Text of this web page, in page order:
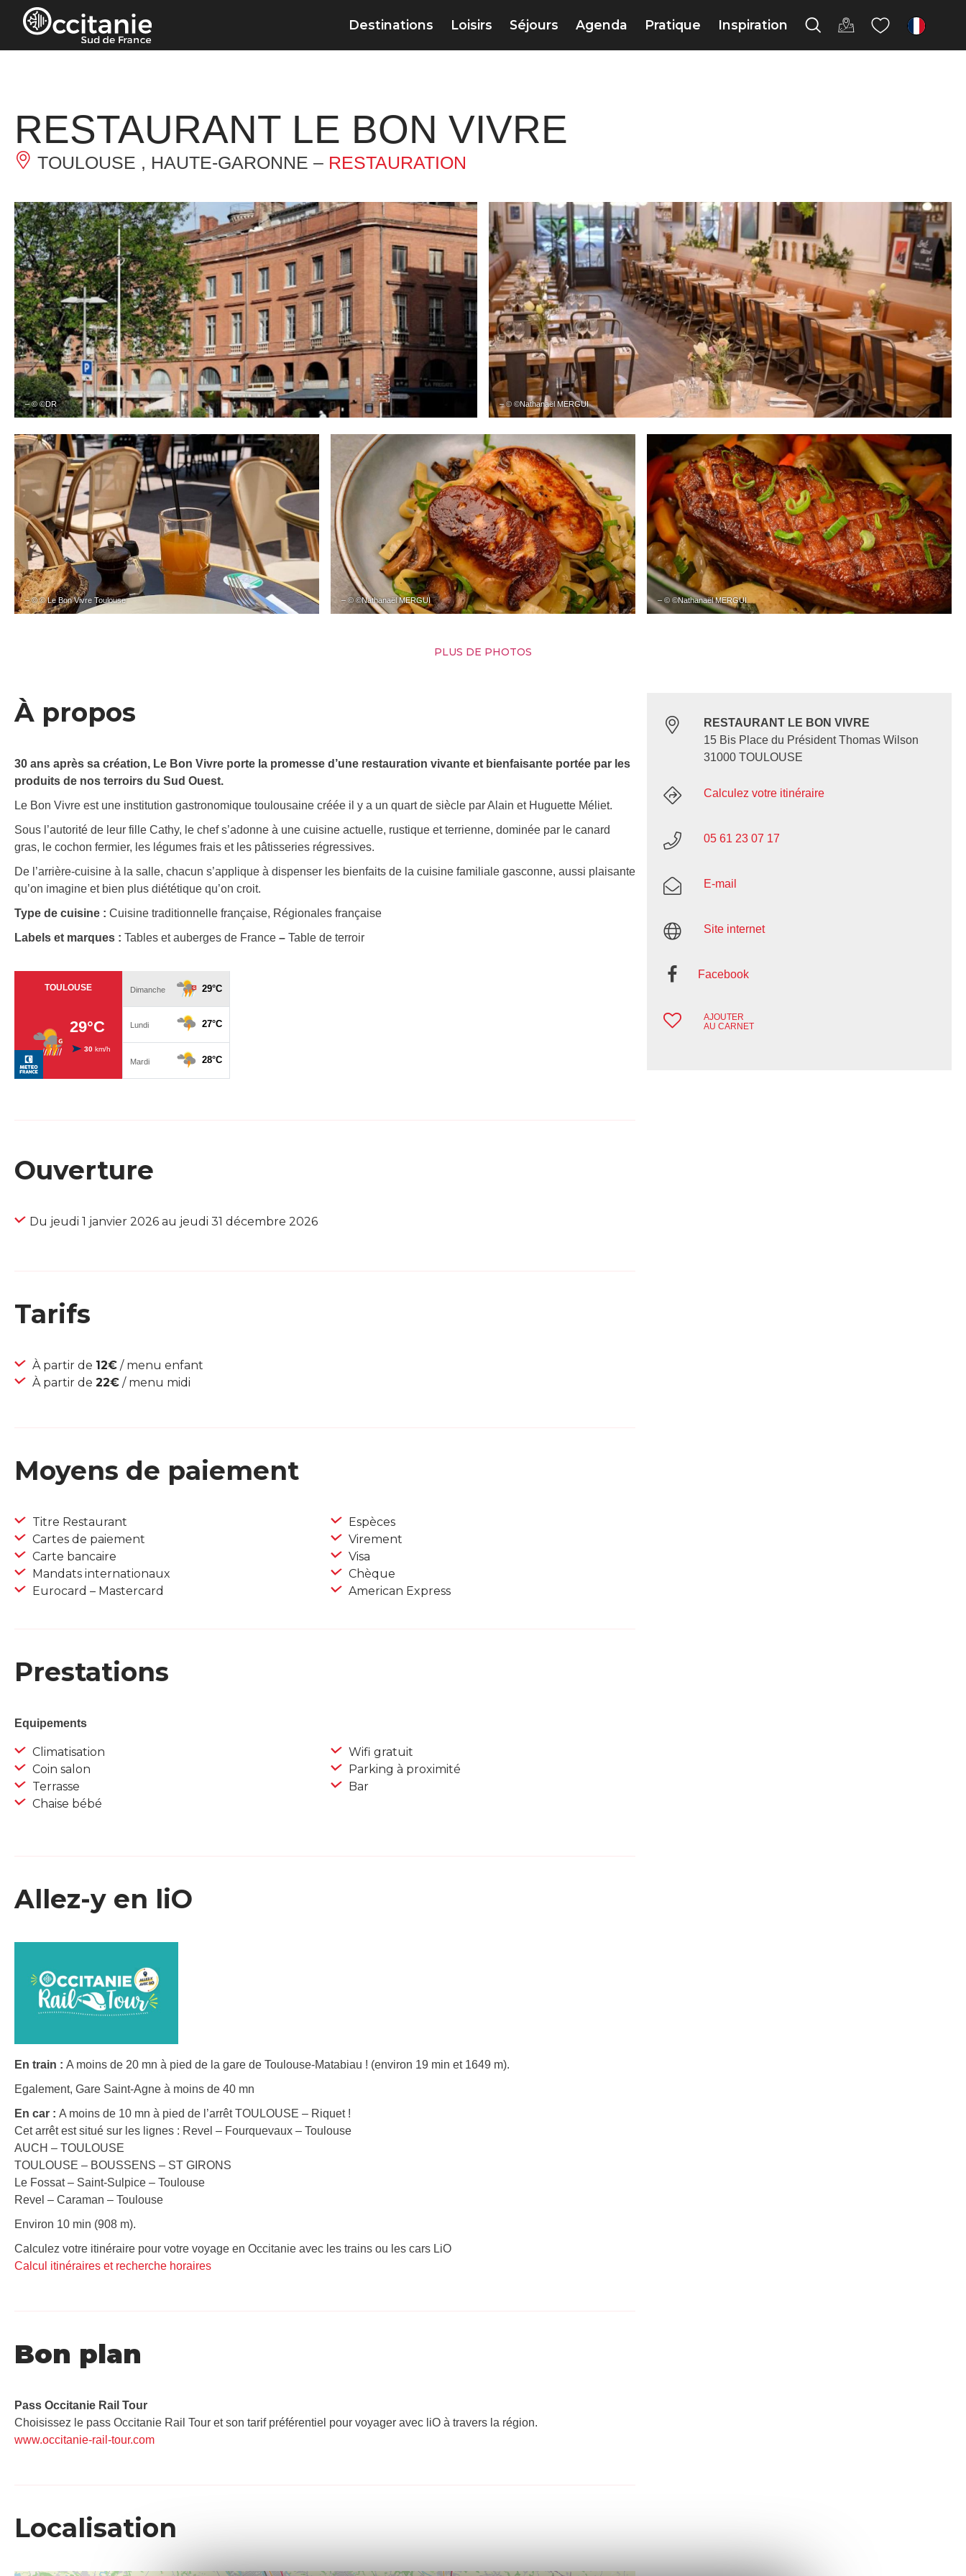
Panneau de gestion des cookies
Destinations Loisirs Séjours Agenda Pratique Inspiration fr
RESTAURANT LE BON VIVRE
TOULOUSE , HAUTE-GARONNE – RESTAURATION
– © ©DR – © ©Nathanaël MERGUI
– © © Le Bon Vivre Toulouse – © ©Nathanaël MERGUI – © ©Nathanaël MERGUI
PLUS DE PHOTOS
À propos
30 ans après sa création, Le Bon Vivre porte la promesse d’une restauration vivante et bienfaisante portée par les
produits de nos terroirs du Sud Ouest.
Le Bon Vivre est une institution gastronomique toulousaine créée il y a un quart de siècle par Alain et Huguette Méliet.
Sous l’autorité de leur fille Cathy, le chef s’adonne à une cuisine actuelle, rustique et terrienne, dominée par le canard
gras, le cochon fermier, les légumes frais et les pâtisseries régressives.
De l’arrière-cuisine à la salle, chacun s’applique à dispenser les bienfaits de la cuisine familiale gasconne, aussi plaisante
qu’on imagine et bien plus diététique qu’on croit.
Type de cuisine : Cuisine traditionnelle française, Régionales française
Labels et marques : Tables et auberges de France – Table de terroir
Ouverture
Du jeudi 1 janvier 2026 au jeudi 31 décembre 2026
Tarifs
À partir de 12€ / menu enfant
À partir de 22€ / menu midi
Moyens de paiement
Titre Restaurant
Cartes de paiement
Carte bancaire
Mandats internationaux
Eurocard – Mastercard
Espèces
Virement
Visa
Chèque
American Express
Prestations
Equipements
Climatisation
Coin salon
Terrasse
Chaise bébé
Wifi gratuit
Parking à proximité
Bar
Allez-y en liO
En train : A moins de 20 mn à pied de la gare de Toulouse-Matabiau ! (environ 19 min et 1649 m).
Egalement, Gare Saint-Agne à moins de 40 mn
En car : A moins de 10 mn à pied de l’arrêt TOULOUSE – Riquet !
Cet arrêt est situé sur les lignes : Revel – Fourquevaux – Toulouse
AUCH – TOULOUSE
TOULOUSE – BOUSSENS – ST GIRONS
Le Fossat – Saint-Sulpice – Toulouse
Revel – Caraman – Toulouse
Environ 10 min (908 m).
Calculez votre itinéraire pour votre voyage en Occitanie avec les trains ou les cars LiO
Calcul itinéraires et recherche horaires
Bon plan
Pass Occitanie Rail Tour​
Choisissez le pass Occitanie Rail Tour et son tarif préférentiel pour voyager avec liO à travers la région.
www.occitanie-rail-tour.com
Localisation
RESTAURANT LE BON VIVRE
15 Bis Place du Président Thomas Wilson
31000 TOULOUSE
Calculez votre itinéraire
05 61 23 07 17
E-mail
Site internet
Facebook
AJOUTER
AU CARNET